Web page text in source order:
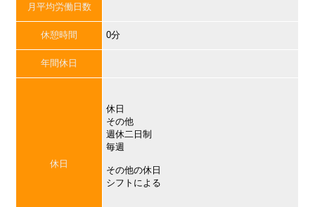
月平均労働日数
休憩時間 0分
年間休日
休日
休日
その他
週休二日制
毎週
その他の休日
シフトによる